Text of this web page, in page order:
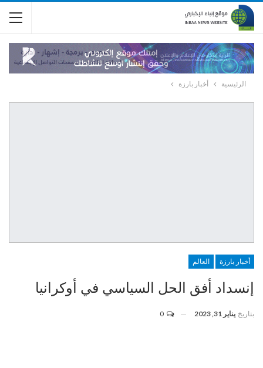
الرئيسية أخبار بارزة
أخبار بارزة العالم
إنسداد أفق الحل السياسي في أوكرانيا
بتاريخ يناير 31, 2023